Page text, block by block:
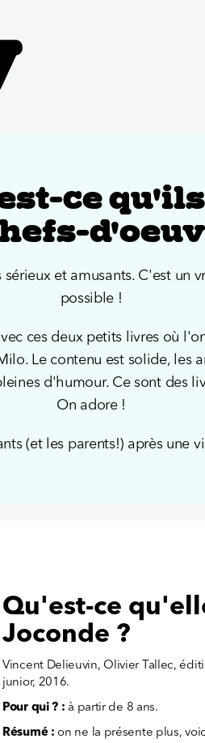
ce
et amusants. C'est un
possible !
ces deux petits livres où
Le contenu est solide, les
d'humour. Ce sont des
On adore !
(et les parents!) après une
Qu'est-ce
Joconde ?
Vincent Delieuvin, Olivier Tallec,
junior, 2016.
Pour qui ? : à partir de 8 ans.
Résumé :on ne la présente plus,